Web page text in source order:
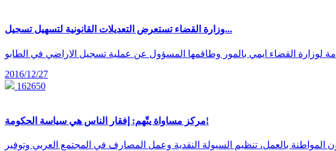
وزارة القضاء تستعرض التعديلات القانونية لتسهيل تسجيل...
2016/12/27
162650
مركز مساواة يتّهم: إفقار الناس هي سياسة الحكومة!